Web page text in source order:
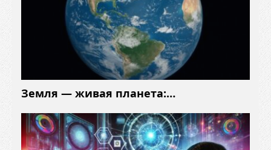
Земля — живая планета:…